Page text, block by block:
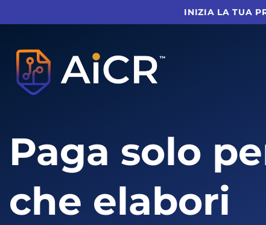
al
INIZIA LA TUA
Paga solo
che elabori